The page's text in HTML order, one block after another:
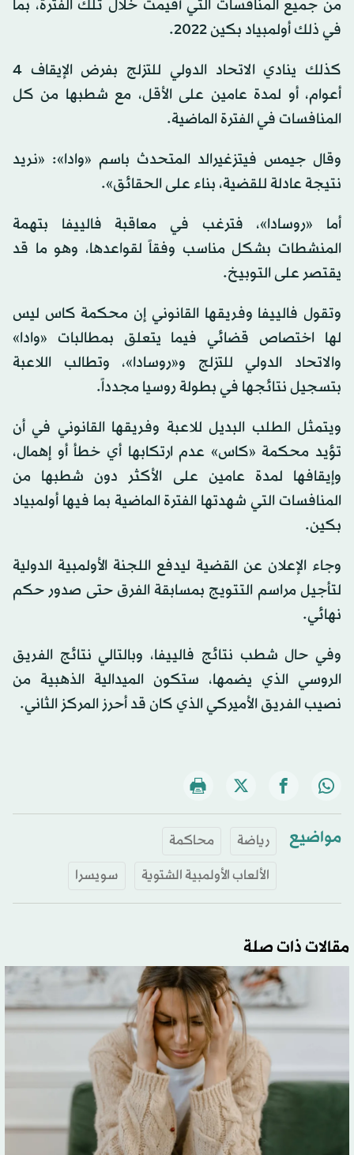
من جميع المنافسات التي أقيمت خلال تلك الفترة، بما
في ذلك أولمبياد بكين 2022.
كذلك ينادي الاتحاد الدولي للتزلج بفرض الإيقاف 4
أعوام، أو لمدة عامين على الأقل، مع شطبها من كل
المنافسات في الفترة الماضية.
وقال جيمس فيتزغيرالد المتحدث باسم «وادا»: «نريد
نتيجة عادلة للقضية، بناء على الحقائق».
أما «روسادا»، فترغب في معاقبة فالييفا بتهمة
المنشطات بشكل مناسب وفقاً لقواعدها، وهو ما قد
يقتصر على التوبيخ.
وتقول فالييفا وفريقها القانوني إن محكمة كاس ليس
لها اختصاص قضائي فيما يتعلق بمطالبات «وادا»
والاتحاد الدولي للتزلج و«روسادا»، وتطالب اللاعبة
بتسجيل نتائجها في بطولة روسيا مجدداً.
ويتمثل الطلب البديل للاعبة وفريقها القانوني في أن
تؤيد محكمة «كاس» عدم ارتكابها أي خطأ أو إهمال،
وإيقافها لمدة عامين على الأكثر دون شطبها من
المنافسات التي شهدتها الفترة الماضية بما فيها أولمبياد
بكين.
وجاء الإعلان عن القضية ليدفع اللجنة الأولمبية الدولية
لتأجيل مراسم التتويج بمسابقة الفرق حتى صدور حكم
نهائي.
وفي حال شطب نتائج فالييفا، وبالتالي نتائج الفريق
الروسي الذي يضمها، ستكون الميدالية الذهبية من
نصيب الفريق الأميركي الذي كان قد أحرز المركز الثاني.
مواضيع رياضة
محاكمة
الألعاب الأولمبية الشتوية
سويسرا
مقالات ذات صلة